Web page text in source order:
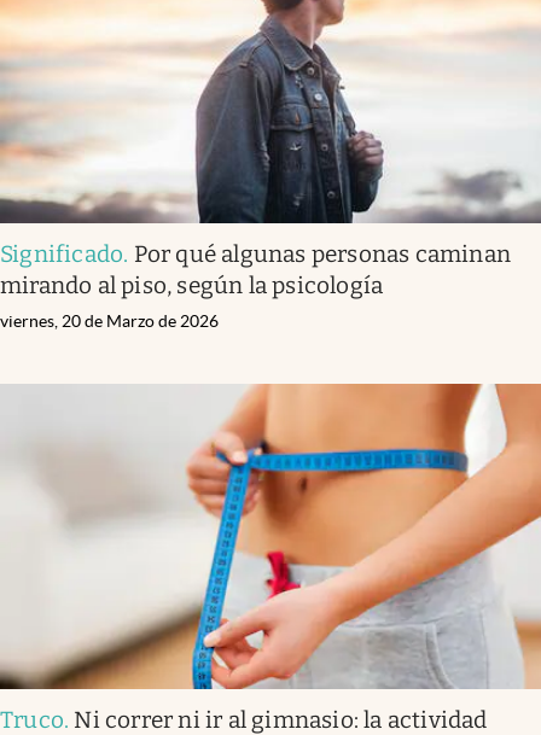
Significado. Por qué algunas personas caminan
mirando al piso, según la psicología
viernes, 20 de Marzo de 2026
Truco. Ni correr ni ir al gimnasio: la actividad